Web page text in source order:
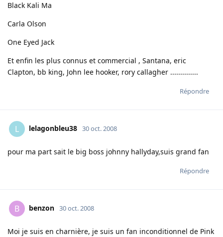
Black Kali Ma
Carla Olson
One Eyed Jack
Et enfin les plus connus et commercial , Santana, eric
Clapton, bb king, John lee hooker, rory callagher ..............
Répondre
L lelagonbleu38 30 oct. 2008
pour ma part sait le big boss johnny hallyday,suis grand fan
Répondre
B benzon 30 oct. 2008
Moi je suis en charnière, je suis un fan inconditionnel de Pink